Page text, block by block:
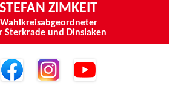
STEFAN ZIMKEIT
Wahlkreisabgeordneter
Sterkrade und Dinslaken